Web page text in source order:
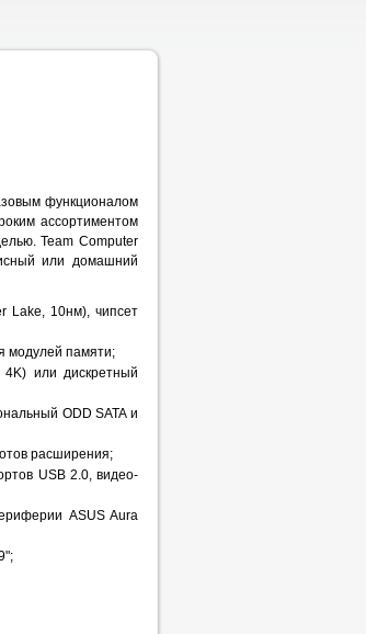
функционалом
ассортиментом
Team Computer
или домашний
Lake, 10нм), чипсет
модулей памяти;
или дискретный
ODD SATA и
расширения;
USB 2.0, видео-
ASUS Aura